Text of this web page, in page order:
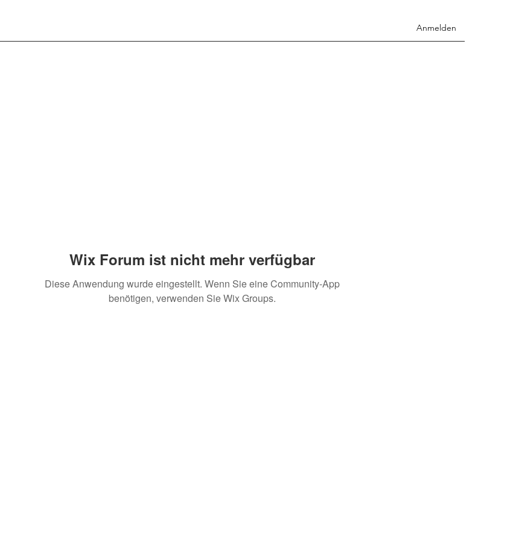
Anmelden
Wix Forum ist nicht mehr verfügbar
Diese Anwendung wurde eingestellt. Wenn Sie eine Community-App
benötigen, verwenden Sie Wix Groups.